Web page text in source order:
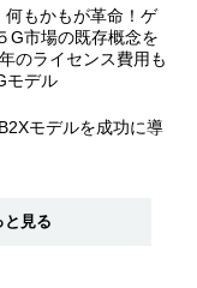
何もかもが革命！ゲ
G市場の既存概念を
のライセンス費用も
モデル
モデルを成功に導
と見る